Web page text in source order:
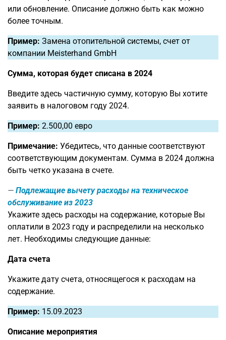
или обновление. Описание должно быть как можно
более точным.
Пример: Замена отопительной системы, счет от
компании Meisterhand GmbH
Сумма, которая будет списана в 2024
Введите здесь частичную сумму, которую Вы хотите
заявить в налоговом году 2024.
Пример: 2.500,00 евро
Примечание: Убедитесь, что данные соответствуют
соответствующим документам. Сумма в 2024 должна
быть четко указана в счете.
Подлежащие вычету расходы на техническое
обслуживание из 2023
Укажите здесь расходы на содержание, которые Вы
оплатили в 2023 году и распределили на несколько
лет. Необходимы следующие данные:
Дата счета
Укажите дату счета, относящегося к расходам на
содержание.
Пример: 15.09.2023
Описание мероприятия